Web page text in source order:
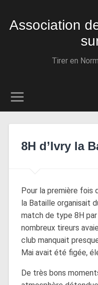
Association
Tirer en
8H d’Ivry la
Pour la première fois
la Bataille organisait
match de type 8H
nombreux tireurs
club manquait
Mai avait été figée,
De très bons